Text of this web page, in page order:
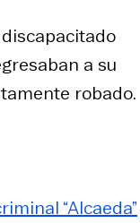
discapacitado
a su
robado.
“Alcaeda”